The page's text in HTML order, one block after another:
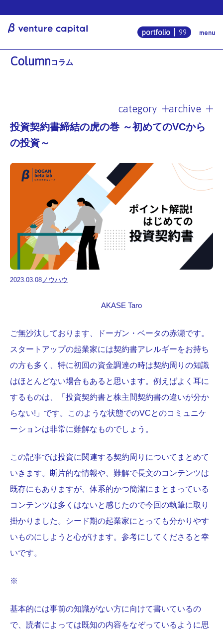
β venture
portfolio 99 menu
Columnコラム
category archive
投資契約書締結の虎の巻 ～初めてのVCから
の投資～
2023.03.08 ノウハウ
AKASE Taro
ご無沙汰しております、ドーガン・ベータの赤瀬です。
スタートアップの起業家には契約書アレルギーをお持ち
の方も多く、特に初回の資金調達の時は契約周りの知識
はほとんどない場合もあると思います。例えばよく耳に
するものは、「投資契約書と株主間契約書の違いが分か
らない!」です。このような状態でのVCとのコミュニケ
ーションは非常に難解なものでしょう。
この記事では投資に関連する契約周りについてまとめて
いきます。断片的な情報や、難解で長文のコンテンツは
既存にもありますが、体系的かつ簡潔にまとまっている
コンテンツは多くはないと感じたので今回の執筆に取り
掛かりました。シード期の起業家にとっても分かりやす
いものにしようと心がけます。参考にしてくださると幸
いです。
※
基本的には事前の知識がない方に向けて書いているの
で、読者によっては既知の内容をなぞっているように思